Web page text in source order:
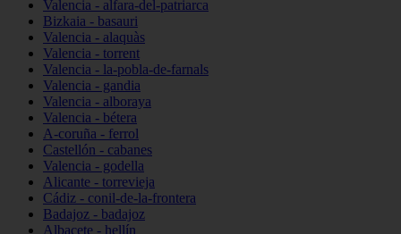
Valencia - alfara-del-patriarca
Bizkaia - basauri
Valencia - alaquàs
Valencia - torrent
Valencia - la-pobla-de-farnals
Valencia - gandia
Valencia - alboraya
Valencia - bétera
A-coruña - ferrol
Castellón - cabanes
Valencia - godella
Alicante - torrevieja
Cádiz - conil-de-la-frontera
Badajoz - badajoz
Albacete - hellín